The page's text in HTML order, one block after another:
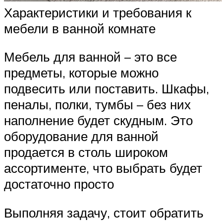
Характеристики и требования к
мебели в ванной комнате
Мебель для ванной – это все
предметы, которые можно
подвесить или поставить. Шкафы,
пеналы, полки, тумбы – без них
наполнение будет скудным. Это
оборудование для ванной
продается в столь широком
ассортименте, что выбрать будет
достаточно просто
Выполняя задачу, стоит обратить